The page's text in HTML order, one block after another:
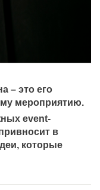
– это его
мероприятию.
event-
в
которые